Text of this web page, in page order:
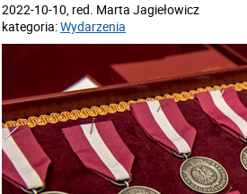
2022-10-10, red. Marta Jagiełowicz
kategoria:Wydarzenia